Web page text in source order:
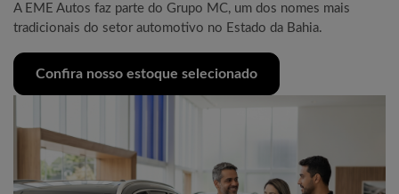
A EME Autos faz parte do Grupo MC, um dos nomes mais
tradicionais do setor automotivo no Estado da Bahia.
Confira nosso estoque selecionado